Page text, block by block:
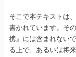
そこで本テキストは
書かれています。そ
携』には含まれない
る上で、あるいは将